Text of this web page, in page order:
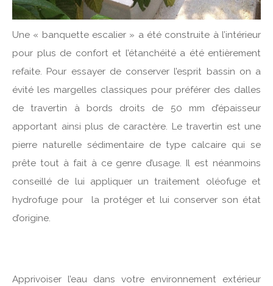
Une « banquette escalier » a été construite à l’intérieur
pour plus de confort et l’étanchéité a été entièrement
refaite. Pour essayer de conserver l’esprit bassin on a
évité les margelles classiques pour préférer des dalles
de travertin à bords droits de 50 mm d’épaisseur
apportant ainsi plus de caractère. Le travertin est une
pierre naturelle sédimentaire de type calcaire qui se
prête tout à fait à ce genre d’usage. Il est néanmoins
conseillé de lui appliquer un traitement oléofuge et
hydrofuge pour la protéger et lui conserver son état
d’origine.
Apprivoiser l’eau dans votre environnement extérieur